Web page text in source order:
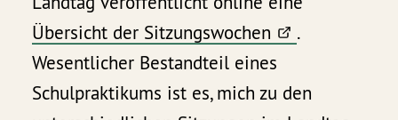
Übersicht der Sitzungswochen
.
Wesentlicher Bestandteil eines
Schulpraktikums ist es, mich zu den